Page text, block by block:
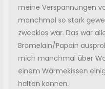
meine Verspannungen
manchmal so stark
zwecklos war. Das war
Bromelain/Papain
mich manchmal über
einem Wärmekissen
halten können.